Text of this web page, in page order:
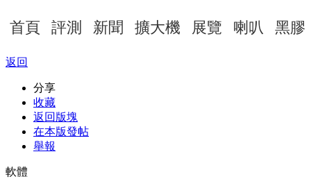
首頁 評測 新聞 擴大機 展覽 喇叭 黑膠
返回
分享
收藏
返回版塊
在本版發帖
舉報
軟體